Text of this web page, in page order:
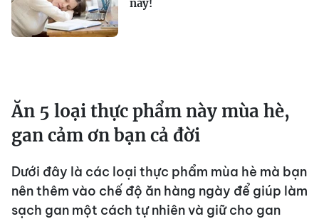
này!
Ăn 5 loại thực phẩm này mùa hè,
gan cảm ơn bạn cả đời
Dưới đây là các loại thực phẩm mùa hè mà bạn
nên thêm vào chế độ ăn hàng ngày để giúp làm
sạch gan một cách tự nhiên và giữ cho gan